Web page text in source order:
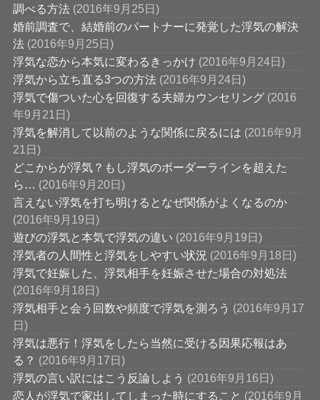
調べる方法 (2016年9月25日)
婚前調査で、結婚前のパートナーに発覚した浮気の解決
法 (2016年9月25日)
浮気な恋から本気に変わるきっかけ (2016年9月24日)
浮気から立ち直る3つの方法 (2016年9月24日)
浮気で傷ついた心を回復する夫婦カウンセリング (2016
年9月21日)
浮気を解消して以前のような関係に戻るには (2016年9月
21日)
どこからが浮気？もし浮気のボーダーラインを超えた
ら… (2016年9月20日)
言えない浮気を打ち明けるとなぜ関係がよくなるのか
(2016年9月19日)
遊びの浮気と本気で浮気の違い (2016年9月19日)
浮気者の人間性と浮気をしやすい状況 (2016年9月18日)
浮気で妊娠した、浮気相手を妊娠させた場合の対処法
(2016年9月18日)
浮気相手と会う回数や頻度で浮気を測ろう (2016年9月17
日)
浮気は悪行！浮気をしたら当然に受ける因果応報はあ
る？ (2016年9月17日)
浮気の言い訳にはこう反論しよう (2016年9月16日)
恋人が浮気で家出してしまった時にすること (2016年9月